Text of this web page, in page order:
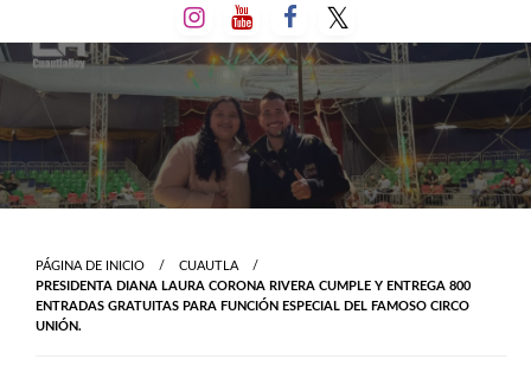
al
contenido
PÁGINA DE INICIO
CUAUTLA
PRESIDENTA DIANA LAURA CORONA RIVERA CUMPLE Y ENTREGA 800
ENTRADAS GRATUITAS PARA FUNCIÓN ESPECIAL DEL FAMOSO CIRCO
UNIÓN.